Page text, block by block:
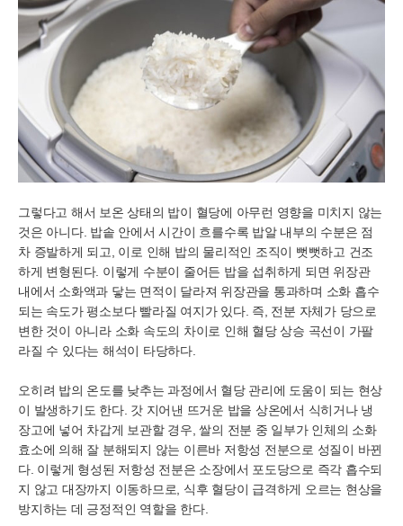
그렇다고 해서 보온 상태의 밥이 혈당에 아무런 영향을 미치지 않는
것은 아니다. 밥솥 안에서 시간이 흐를수록 밥알 내부의 수분은 점
차 증발하게 되고, 이로 인해 밥의 물리적인 조직이 뻣뻣하고 건조
하게 변형된다. 이렇게 수분이 줄어든 밥을 섭취하게 되면 위장관
내에서 소화액과 닿는 면적이 달라져 위장관을 통과하며 소화 흡수
되는 속도가 평소보다 빨라질 여지가 있다. 즉, 전분 자체가 당으로
변한 것이 아니라 소화 속도의 차이로 인해 혈당 상승 곡선이 가팔
라질 수 있다는 해석이 타당하다.
오히려 밥의 온도를 낮추는 과정에서 혈당 관리에 도움이 되는 현상
이 발생하기도 한다. 갓 지어낸 뜨거운 밥을 상온에서 식히거나 냉
장고에 넣어 차갑게 보관할 경우, 쌀의 전분 중 일부가 인체의 소화
효소에 의해 잘 분해되지 않는 이른바 저항성 전분으로 성질이 바뀐
다. 이렇게 형성된 저항성 전분은 소장에서 포도당으로 즉각 흡수되
지 않고 대장까지 이동하므로, 식후 혈당이 급격하게 오르는 현상을
방지하는 데 긍정적인 역할을 한다.